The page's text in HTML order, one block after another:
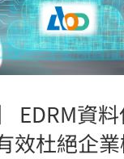
EDRM資
效杜絕企